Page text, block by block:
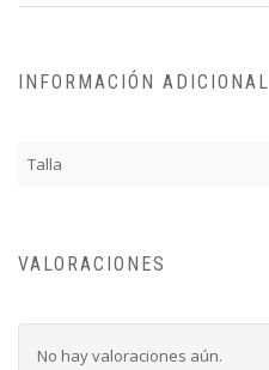
INFORMACIÓN ADICIONAL
Talla
VALORACIONES
No hay valoraciones aún.